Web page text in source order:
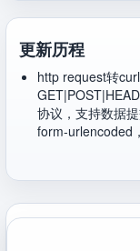
更新历程
http request转
协议，支持数据
form-urlencoded